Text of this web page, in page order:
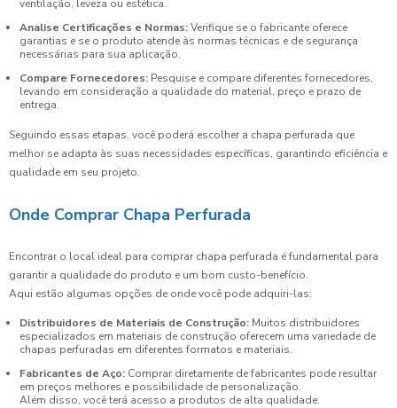
ventilação, leveza ou estética.
Analise Certificações e Normas:Verifique se o fabricante oferece
garantias e se o produto atende às normas técnicas e de segurança
necessárias para sua aplicação.
Compare Fornecedores: Pesquise e compare diferentes fornecedores,
levando em consideração a qualidade do material, preço e prazo de
entrega.
Seguindo essas etapas, você poderá escolher a chapa perfurada que
melhor se adapta às suas necessidades específicas, garantindo eficiência e
qualidade em seu projeto.
Onde Comprar Chapa Perfurada
Encontrar o local ideal para comprar chapa perfurada é fundamental para
garantir a qualidade do produto e um bom custo-benefício.
Aqui estão algumas opções de onde você pode adquiri-las:
Distribuidores de Materiais de Construção: Muitos distribuidores
especializados em materiais de construção oferecem uma variedade de
chapas perfuradas em diferentes formatos e materiais.
Fabricantes de Aço: Comprar diretamente de fabricantes pode resultar
em preços melhores e possibilidade de personalização.
Além disso, você terá acesso a produtos de alta qualidade.